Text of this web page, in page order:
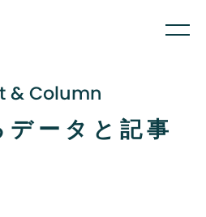
データと記事
& Column